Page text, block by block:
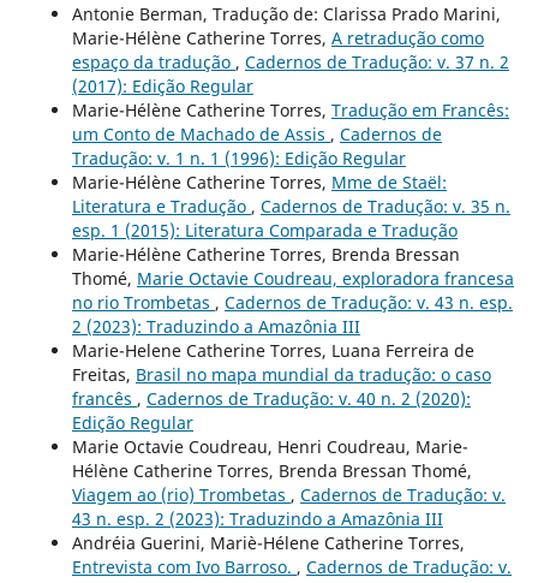
Antonie Berman, Tradução de: Clarissa Prado Marini,
Marie-Hélène Catherine Torres, A retradução como
espaço da tradução , Cadernos de Tradução: v. 37 n. 2
(2017): Edição Regular
Marie-Hélène Catherine Torres, Tradução em Francês:
um Conto de Machado de Assis , Cadernos de
Tradução: v. 1 n. 1 (1996): Edição Regular
Marie-Hélène Catherine Torres, Mme de Staël:
Literatura e Tradução , Cadernos de Tradução: v. 35 n.
esp. 1 (2015): Literatura Comparada e Tradução
Marie-Hélène Catherine Torres, Brenda Bressan
Thomé, Marie Octavie Coudreau, exploradora francesa
no rio Trombetas , Cadernos de Tradução: v. 43 n. esp.
2 (2023): Traduzindo a Amazônia III
Marie-Helene Catherine Torres, Luana Ferreira de
Freitas, Brasil no mapa mundial da tradução: o caso
francês , Cadernos de Tradução: v. 40 n. 2 (2020):
Edição Regular
Marie Octavie Coudreau, Henri Coudreau, Marie-
Hélène Catherine Torres, Brenda Bressan Thomé,
Viagem ao (rio) Trombetas , Cadernos de Tradução: v.
43 n. esp. 2 (2023): Traduzindo a Amazônia III
Andréia Guerini, Mariè-Hélene Catherine Torres,
Entrevista com Ivo Barroso. , Cadernos de Tradução: v.